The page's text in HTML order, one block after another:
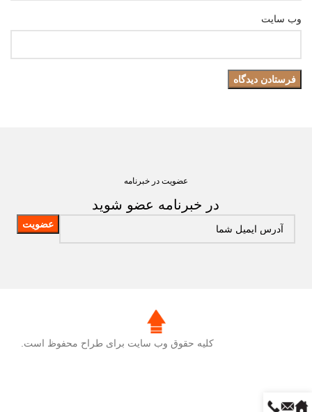
وب‌ سایت
عضویت در خبرنامه
در خبرنامه عضو شوید
کلیه حقوق وب سایت برای طراح محفوظ است.